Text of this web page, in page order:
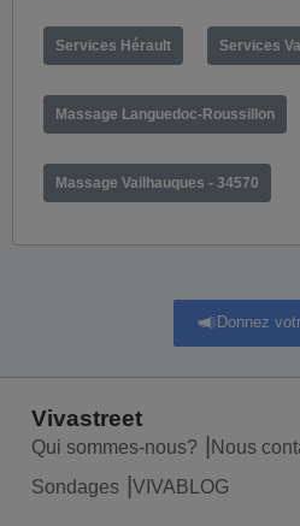
Services Hérault Services
Massage Languedoc-Roussillon
Massage Vailhauques - 34570
Donnez
Vivastreet
Qui sommes-nous? Nous
Sondages
VIVABLOG